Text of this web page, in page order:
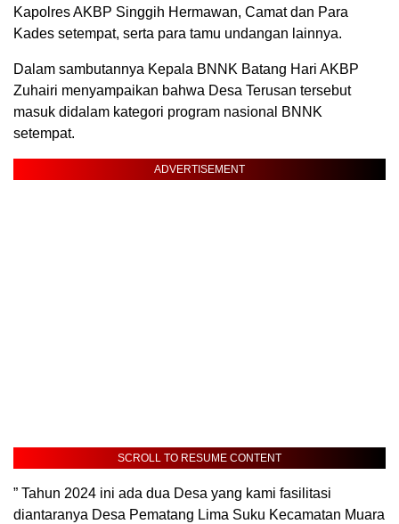
Kapolres AKBP Singgih Hermawan, Camat dan Para
Kades setempat, serta para tamu undangan lainnya.
Dalam sambutannya Kepala BNNK Batang Hari AKBP
Zuhairi menyampaikan bahwa Desa Terusan tersebut
masuk didalam kategori program nasional BNNK
setempat.
ADVERTISEMENT
SCROLL TO RESUME CONTENT
” Tahun 2024 ini ada dua Desa yang kami fasilitasi
diantaranya Desa Pematang Lima Suku Kecamatan Muara